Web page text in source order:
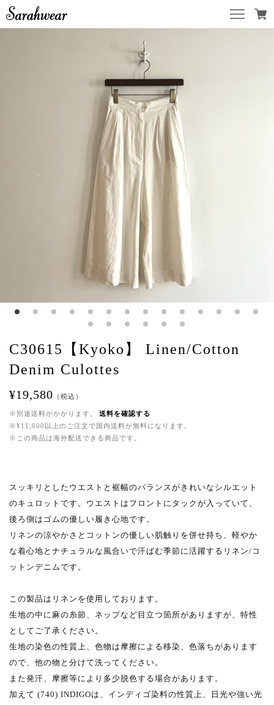
C30615【Kyoko】 Linen/Cotton
Denim Culottes
¥19,580 （税込）
※別途送料がかかります。
送料を確認する
※¥11,000以上のご注文で国内送料が無料になります。
※この商品は海外配送できる商品です。
スッキリとしたウエストと裾幅のバランスがきれいなシルエット
のキュロットです。ウエストはフロントにタックが入っていて、
後ろ側はゴムの優しい履き心地です。
リネンの涼やかさとコットンの優しい肌触りを併せ持ち、軽やか
な着心地とナチュラルな風合いで汗ばむ季節に活躍するリネン/コ
ットンデニムです。
この製品はリネンを使用しております。
生地の中に麻の糸節、ネップなど目立つ箇所がありますが、特性
としてご了承ください。
生地の染色の性質上、色物は摩擦による移染、色落ちがあります
ので、他の物と分けて洗ってください。
また発汗、摩擦等により多少脱色する場合があります。
加えて (740) INDIGOは、インディゴ染料の性質上、日光や強い光